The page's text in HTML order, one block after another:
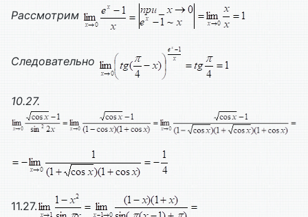
Рассмотрим
Следовательно
10.27.
11.27.